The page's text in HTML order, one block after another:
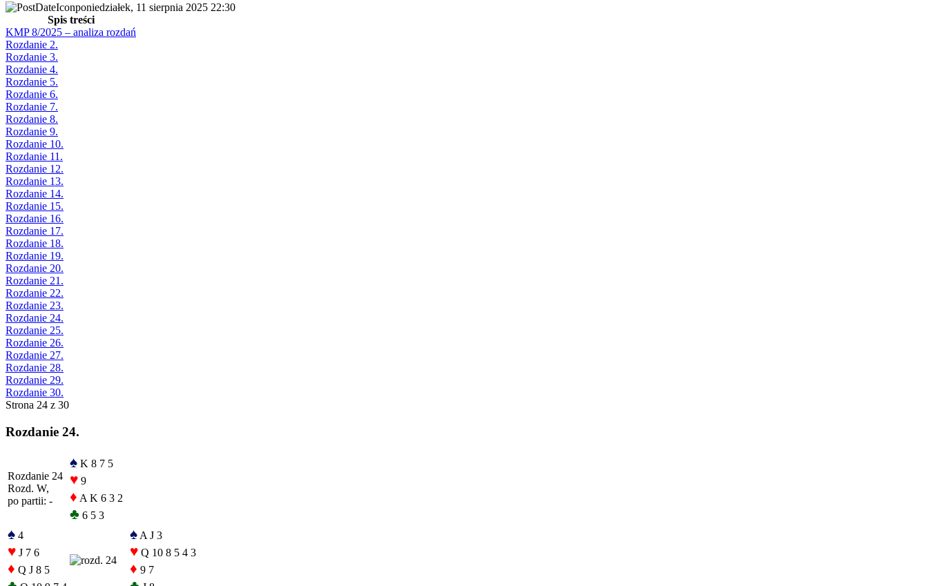
poniedziałek, 11 sierpnia 2025 22:30
Spis treści
KMP 8/2025 – analiza rozdań
Rozdanie 2.
Rozdanie 3.
Rozdanie 4.
Rozdanie 5.
Rozdanie 6.
Rozdanie 7.
Rozdanie 8.
Rozdanie 9.
Rozdanie 10.
Rozdanie 11.
Rozdanie 12.
Rozdanie 13.
Rozdanie 14.
Rozdanie 15.
Rozdanie 16.
Rozdanie 17.
Rozdanie 18.
Rozdanie 19.
Rozdanie 20.
Rozdanie 21.
Rozdanie 22.
Rozdanie 23.
Rozdanie 24.
Rozdanie 25.
Rozdanie 26.
Rozdanie 27.
Rozdanie 28.
Rozdanie 29.
Rozdanie 30.
Strona 24 z 30
Rozdanie 24.
Rozdanie 24
Rozd. W,
po partii: -
♠ K 8 7 5
♥ 9
♦ A K 6 3 2
♣ 6 5 3
♠ 4
♥ J 7 6
♦ Q J 8 5
♠ A J 3
♥ Q 10 8 5 4 3
♦ 9 7